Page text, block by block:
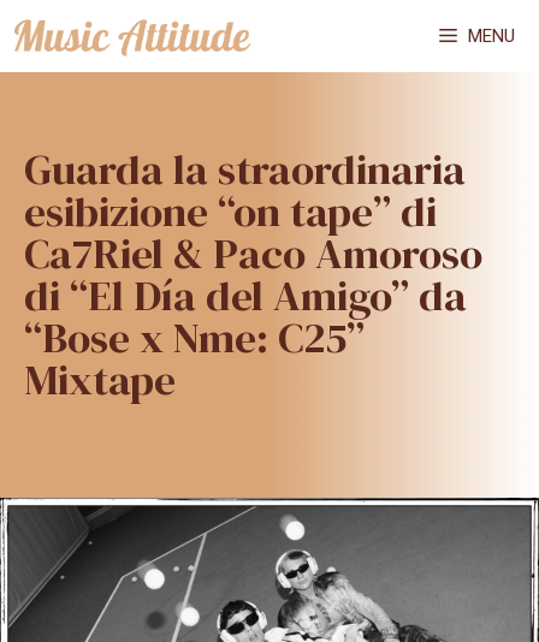
Vai
al
MENU
Guarda la straordinaria
esibizione “on tape” di
Ca7Riel & Paco Amoroso
di “El Día del Amigo” da
“Bose x Nme: C25”
Mixtape